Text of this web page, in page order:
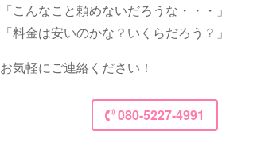
「こんなこと頼めないだろうな・・・」
「料金は安いのかな？いくらだろう？」
お気軽にご連絡ください！
080-5227-4991